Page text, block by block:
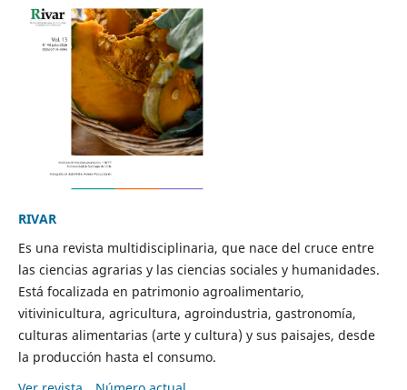
RIVAR
Es una revista multidisciplinaria, que nace del cruce entre
las ciencias agrarias y las ciencias sociales y humanidades.
Está focalizada en patrimonio agroalimentario,
vitivinicultura, agricultura, agroindustria, gastronomía,
culturas alimentarias (arte y cultura) y sus paisajes, desde
la producción hasta el consumo.